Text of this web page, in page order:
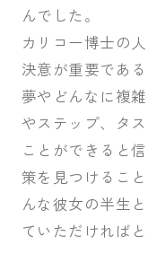
んでした。
カリコー博士の
決意が重要であ
夢やどんなに複
やステップ、タ
ことができると
策を見つけるこ
んな彼女の半生
ていただければと